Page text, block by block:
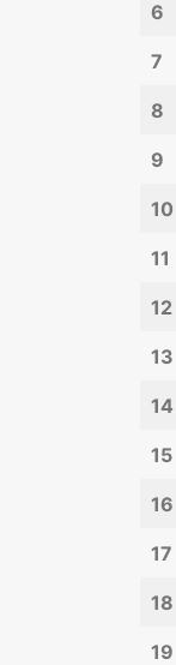
6
7
8
9
10
11
12
13
14
15
16
17
18
19